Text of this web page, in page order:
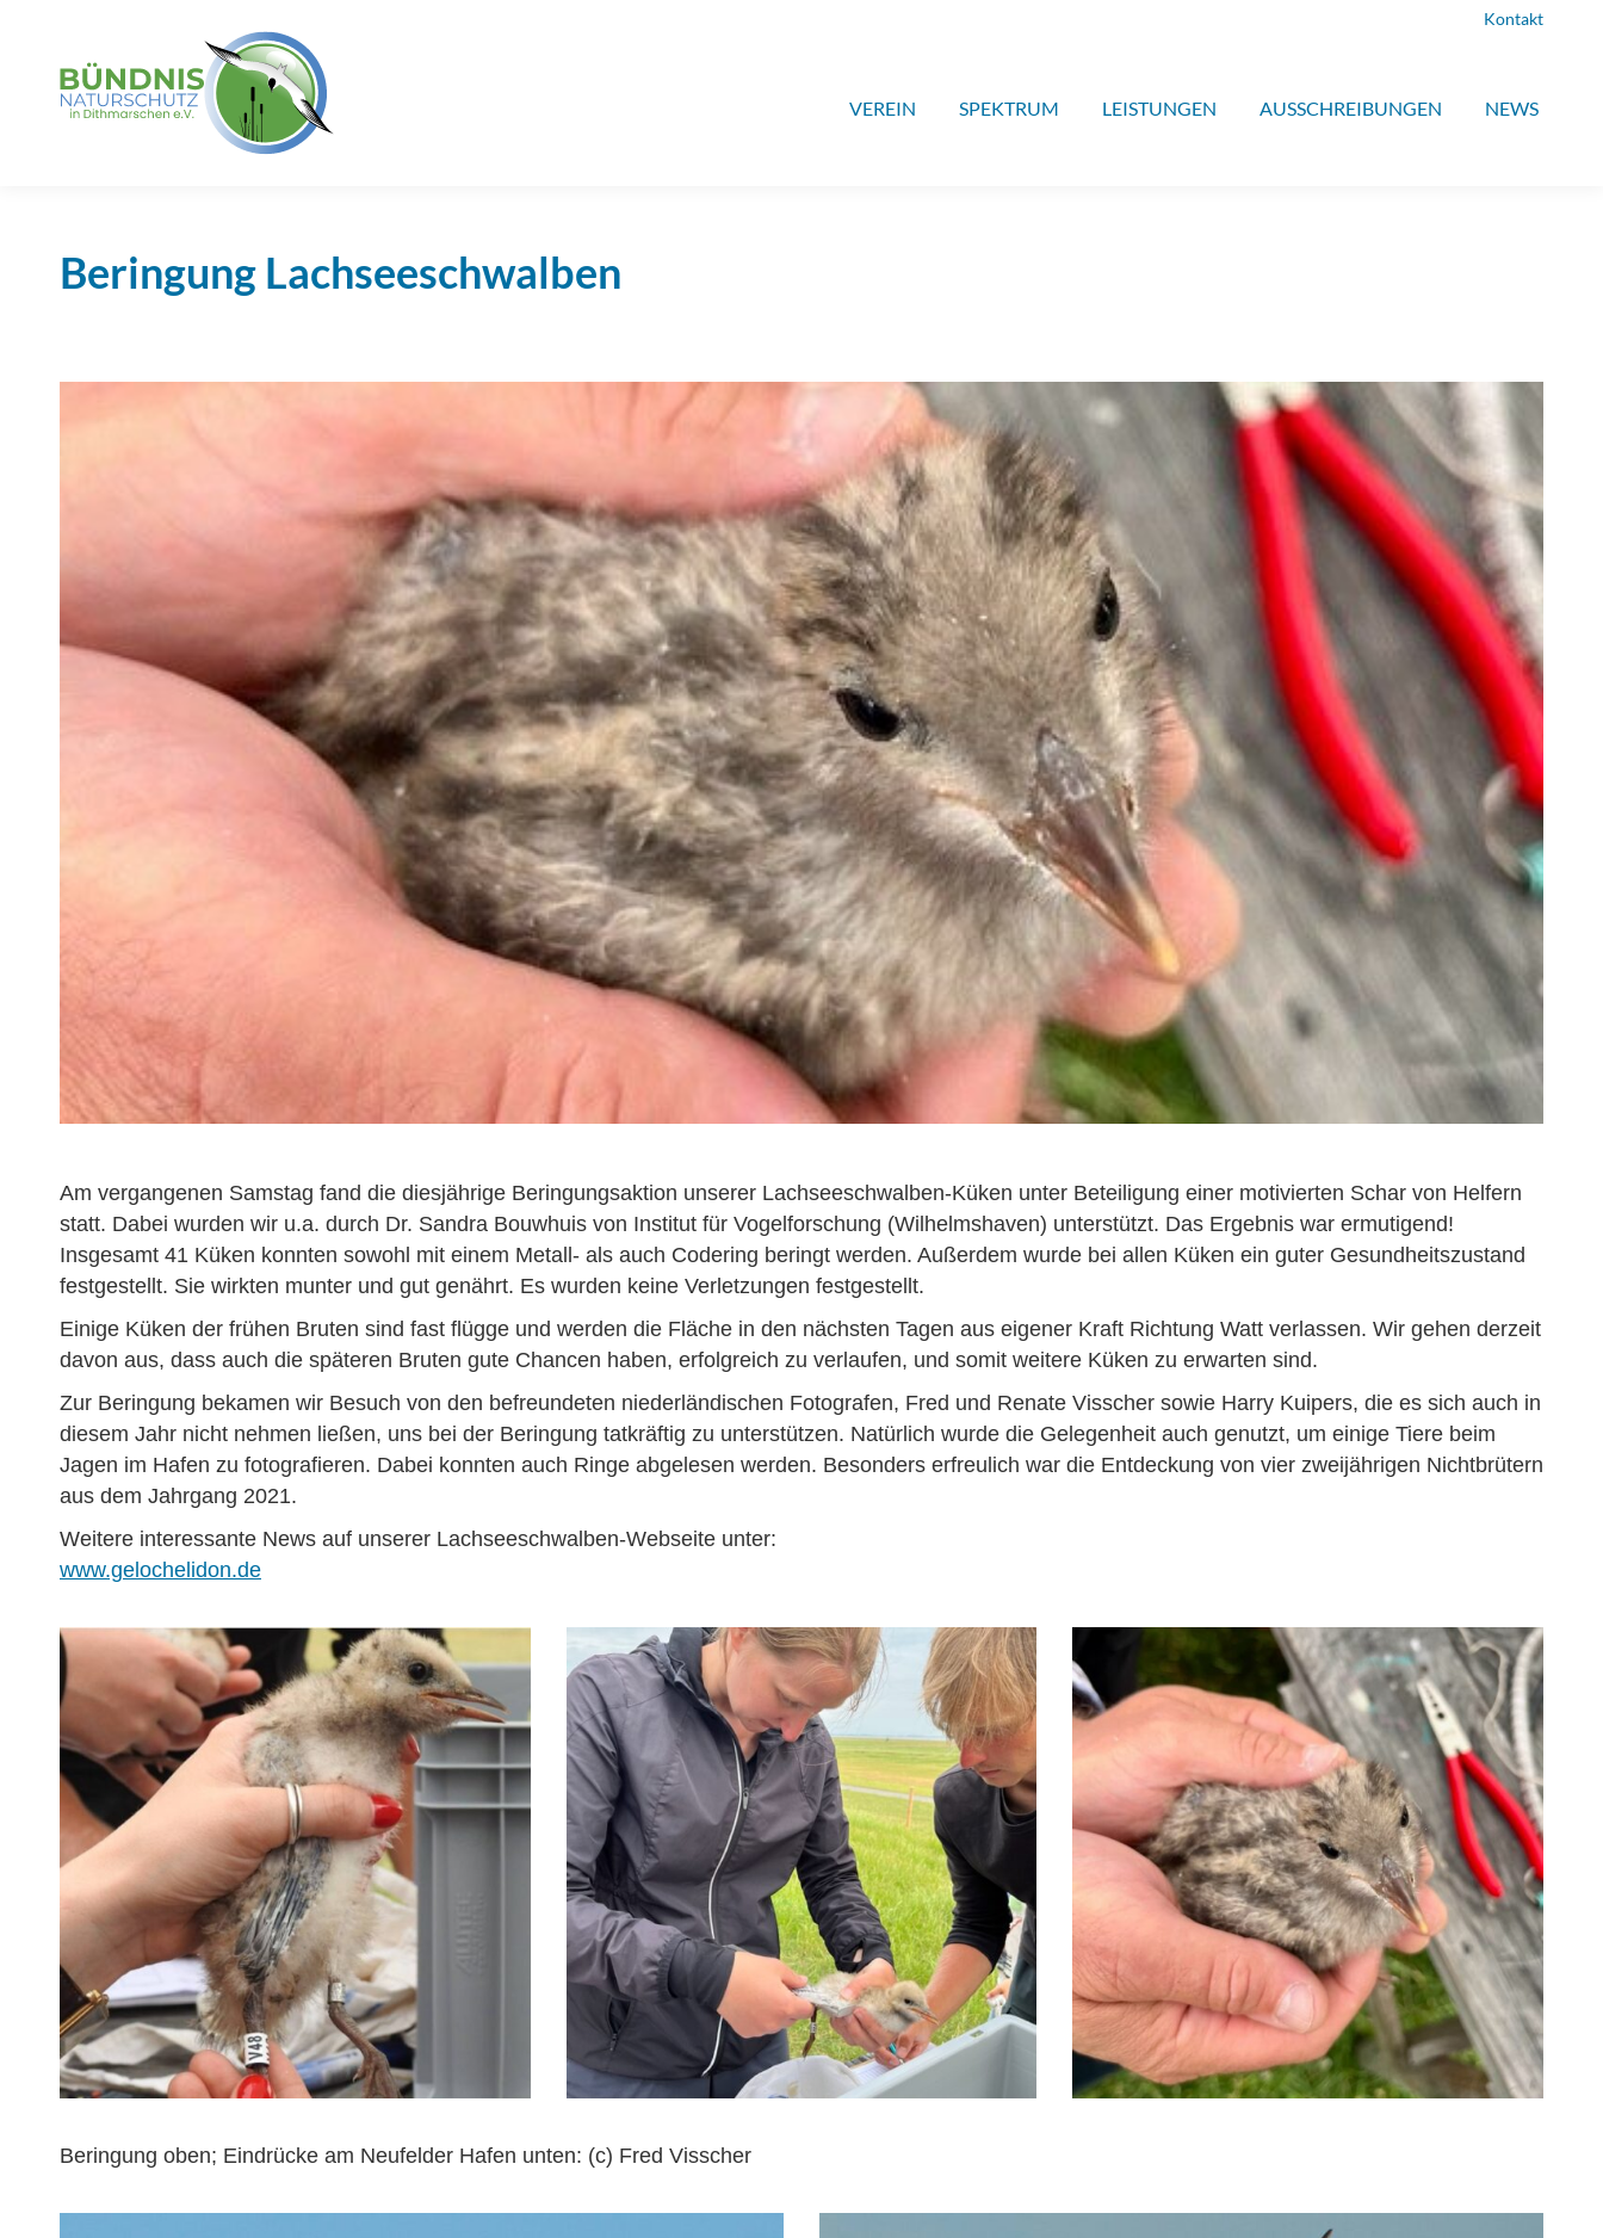
Kontakt
VEREIN SPEKTRUM LEISTUNGEN AUSSCHREIBUNGEN NEWS
Beringung Lachseeschwalben
Am vergangenen Samstag fand die diesjährige Beringungsaktion unserer Lachseeschwalben-Küken unter Beteiligung einer motivierten Schar von Helfern
statt. Dabei wurden wir u.a. durch Dr. Sandra Bouwhuis von Institut für Vogelforschung (Wilhelmshaven) unterstützt. Das Ergebnis war ermutigend!
Insgesamt 41 Küken konnten sowohl mit einem Metall- als auch Codering beringt werden. Außerdem wurde bei allen Küken ein guter Gesundheitszustand
festgestellt. Sie wirkten munter und gut genährt. Es wurden keine Verletzungen festgestellt.
Einige Küken der frühen Bruten sind fast flügge und werden die Fläche in den nächsten Tagen aus eigener Kraft Richtung Watt verlassen. Wir gehen derzeit
davon aus, dass auch die späteren Bruten gute Chancen haben, erfolgreich zu verlaufen, und somit weitere Küken zu erwarten sind.
Zur Beringung bekamen wir Besuch von den befreundeten niederländischen Fotografen, Fred und Renate Visscher sowie Harry Kuipers, die es sich auch in
diesem Jahr nicht nehmen ließen, uns bei der Beringung tatkräftig zu unterstützen. Natürlich wurde die Gelegenheit auch genutzt, um einige Tiere beim
Jagen im Hafen zu fotografieren. Dabei konnten auch Ringe abgelesen werden. Besonders erfreulich war die Entdeckung von vier zweijährigen Nichtbrütern
aus dem Jahrgang 2021.
Weitere interessante News auf unserer Lachseeschwalben-Webseite unter:
www.gelochelidon.de
Beringung oben; Eindrücke am Neufelder Hafen unten: (c) Fred Visscher